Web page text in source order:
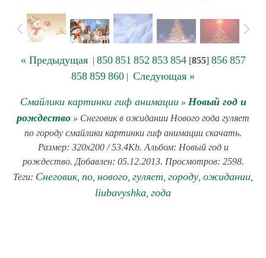
« Предыдущая| 850 851 852 853 854[855] 856 857
858 859 860 | Следующая »
Смайлики картинки гиф анимации» Новый год и
рождество » Снеговик в ожидании Нового года гуляет
по городу смайлики картинки гиф анимации скачать.
Размер: 320x200 / 53.4Kb. Альбом: Новый год и
рождество. Добавлен: 05.12.2013. Просмотров: 2598.
Теги: Снеговик, по нового гуляет городу ожидании
liubavyshka года